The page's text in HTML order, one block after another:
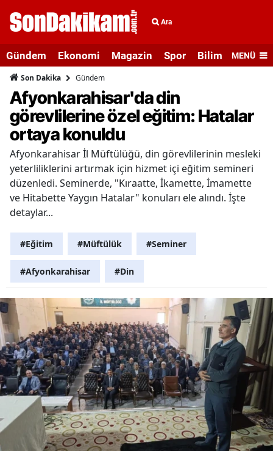
Ara
Gündem Ekonomi Magazin Spor Bilim veMENÜ
Son Dakika Gündem
Afyonkarahisar'da din
görevlilerine özel eğitim: Hatalar
ortaya konuldu
Afyonkarahisar İl Müftülüğü, din görevlilerinin mesleki
yeterliliklerini artırmak için hizmet içi eğitim semineri
düzenledi. Seminerde, "Kıraatte, İkamette, İmamette
ve Hitabette Yaygın Hatalar" konuları ele alındı. İşte
detaylar...
#Eğitim #Müftülük #Seminer
#Afyonkarahisar #Din